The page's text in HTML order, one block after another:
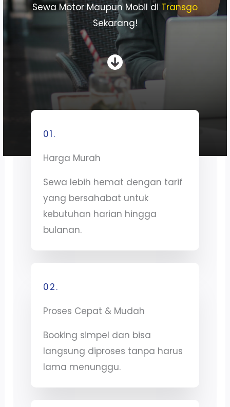
Sewa Motor Maupun Mobil diTransgo
Sekarang!
01.
Harga Murah
Sewa lebih hemat dengan tarif
yang bersahabat untuk
kebutuhan harian hingga
bulanan.
02.
Proses Cepat & Mudah
Booking simpel dan bisa
langsung diproses tanpa harus
lama menunggu.